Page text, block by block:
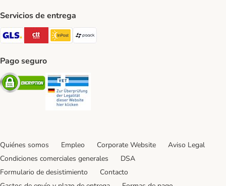
Servicios de entrega
GLS Shipping Method
CTTExpress Shipping Method
InPost Shipping Method
paack Shipping Method
Pago seguro
Security
Quiénes somos Empleo Corporate Website
Aviso Legal
Condiciones comerciales generales
DSA
Formulario de desistimiento
Contacto